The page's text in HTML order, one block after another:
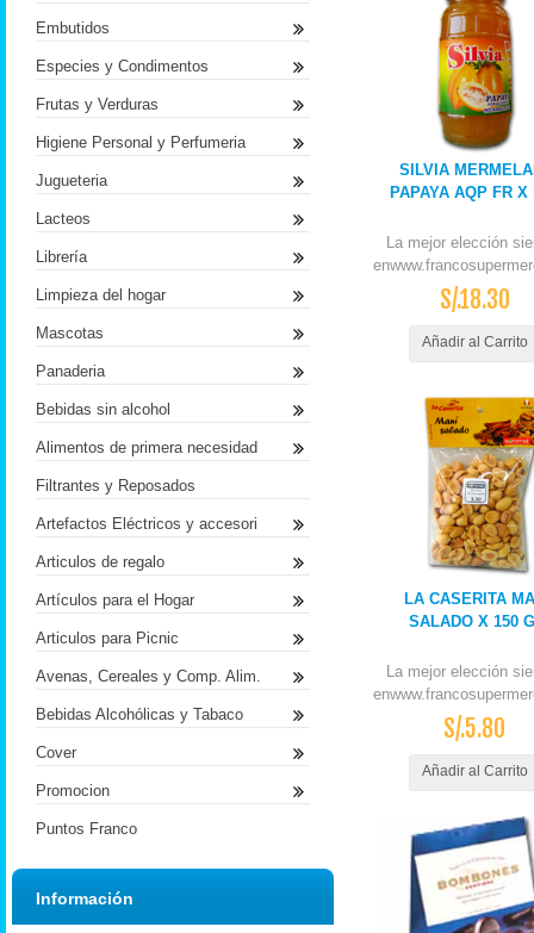
SILVIA
PAPAYA AQP FR X
La mejor elección
S/.18.30
Añadir al Carrito
LA CASERITA
SALADO X 150
La mejor elección
S/.5.80
Añadir al Carrito
Embutidos
Especies y Condimentos
Frutas y Verduras
Higiene Personal y Perfumeria
Jugueteria
Lacteos
Librería
Limpieza del hogar
Mascotas
Panaderia
Bebidas sin alcohol
Alimentos de primera necesidad
Filtrantes y Reposados
Artefactos Eléctricos y accesori
Articulos de regalo
Artículos para el Hogar
Articulos para Picnic
Avenas, Cereales y Comp. Alim.
Bebidas Alcohólicas y Tabaco
Cover
Promocion
Puntos Franco
Información